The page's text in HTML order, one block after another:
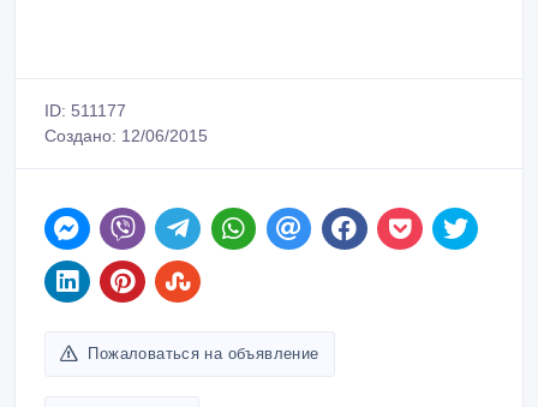
ID: 511177
Создано: 12/06/2015
Пожаловаться на объявление